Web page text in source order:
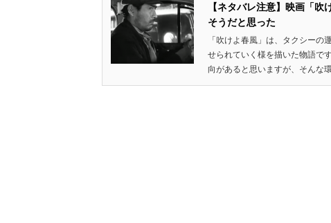
【ネタバレ注意】映画「
そうだと思った
「吹けよ春風」は、タクシー
せられていく様を描いた物語で
向があると思いますが、そんな